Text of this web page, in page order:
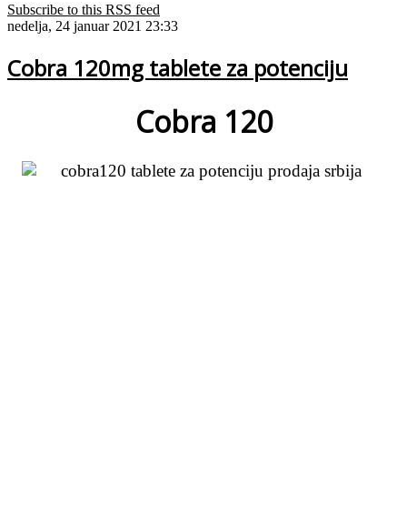
Subscribe to this RSS feed
nedelja, 24 januar 2021 23:33
Cobra 120mg tablete za potenciju
Cobra 120